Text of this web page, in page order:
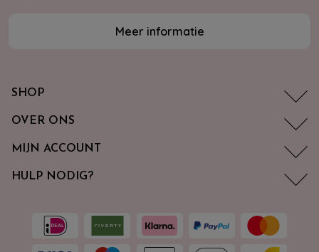
Meer informatie
SHOP
OVER ONS
MIJN ACCOUNT
HULP NODIG?